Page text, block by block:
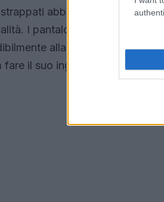
abbinati a un bikini
I pantaloni ampi non solo
alla moda, mentre sei
fare il suo ingresso trionfale